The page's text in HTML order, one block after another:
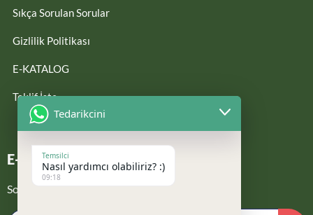
Sıkça Sorulan Sorular
Gizlilik Politikası
E-KATALOG
Teklif İste
E-Bültene Kayıt Ol
Son güncellemelerden haberdar ol
Tedarikcini
Temsilci
Nasıl yardımcı olabiliriz? :)
09:18